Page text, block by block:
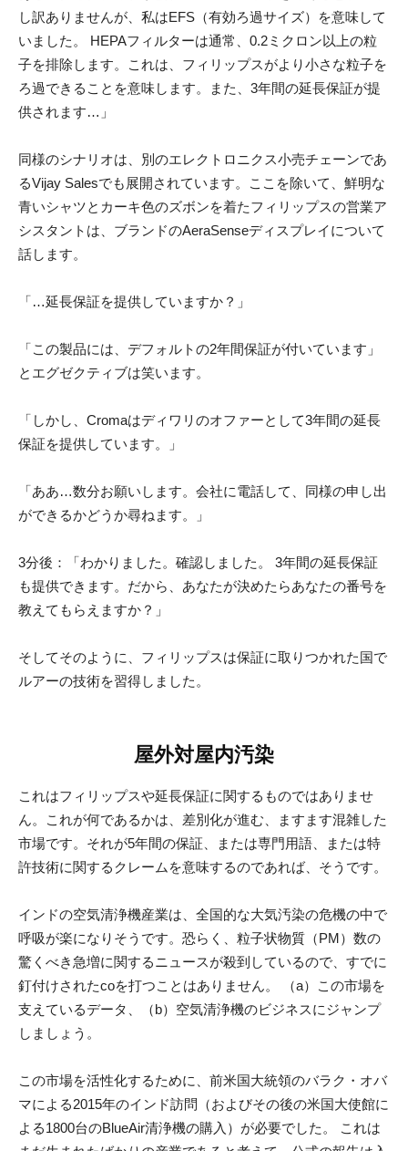
し訳ありませんが、私はEFS（有効ろ過サイズ）を意味して
いました。 HEPAフィルターは通常、0.2ミクロン以上の粒
子を排除します。これは、フィリップスがより小さな粒子を
ろ過できることを意味します。また、3年間の延長保証が提
供されます…」
同様のシナリオは、別のエレクトロニクス小売チェーンであ
るVijay Salesでも展開されています。ここを除いて、鮮明な
青いシャツとカーキ色のズボンを着たフィリップスの営業ア
シスタントは、ブランドのAeraSenseディスプレイについて
話します。
「…延長保証を提供していますか？」
「この製品には、デフォルトの2年間保証が付いています」
とエグゼクティブは笑います。
「しかし、Cromaはディワリのオファーとして3年間の延長
保証を提供しています。」
「ああ…数分お願いします。会社に電話して、同様の申し出
ができるかどうか尋ねます。」
3分後：「わかりました。確認しました。 3年間の延長保証
も提供できます。だから、あなたが決めたらあなたの番号を
教えてもらえますか？」
そしてそのように、フィリップスは保証に取りつかれた国で
ルアーの技術を習得しました。
屋外対屋内汚染
これはフィリップスや延長保証に関するものではありませ
ん。これが何であるかは、差別化が進む、ますます混雑した
市場です。それが5年間の保証、または専門用語、または特
許技術に関するクレームを意味するのであれば、そうです。
インドの空気清浄機産業は、全国的な大気汚染の危機の中で
呼吸が楽になりそうです。恐らく、粒子状物質（PM）数の
驚くべき急増に関するニュースが殺到しているので、すでに
釘付けされたcoを打つことはありません。 （a）この市場を
支えているデータ、（b）空気清浄機のビジネスにジャンプ
しましょう。
この市場を活性化するために、前米国大統領のバラク・オバ
マによる2015年のインド訪問（およびその後の米国大使館に
よる1800台のBlueAir清浄機の購入）が必要でした。 これは